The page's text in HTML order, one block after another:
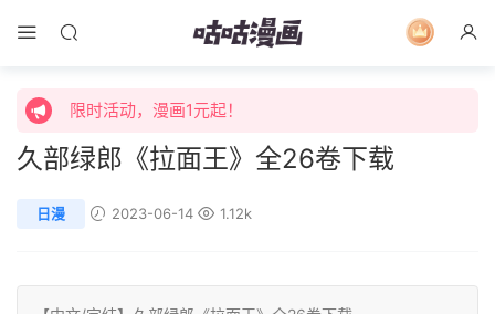
限时活动，漫画1元起！
限时活动，漫画1元起！
限时特价购买终身会员享受全站免费体验！
久部绿郎《拉面王》全26卷下载
日漫 2023-06-14 1.12k